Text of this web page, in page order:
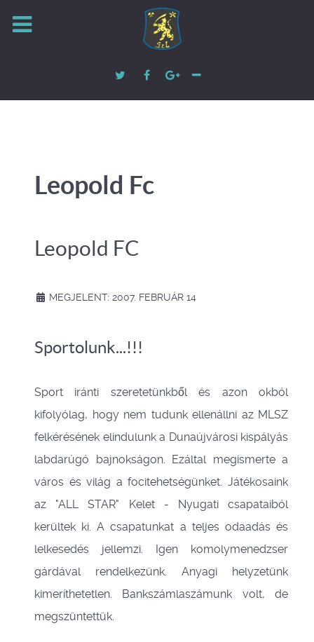
Leopold Fc
Leopold FC
MEGJELENT: 2007. FEBRUÁR 14
Sportolunk...!!!
Sport iránti szeretetünkből és azon okból
kifolyólag, hogy nem tudunk ellenállni az MLSZ
felkérésének elindulunk a Dunaújvárosi kispályás
labdarúgó bajnokságon. Ezáltal megismerte a
város és világ a focitehetségünket. Játékosaink
az "ALL STAR" Kelet - Nyugati csapataiból
kerültek ki. A csapatunkat a teljes odaadás és
lelkesedés jellemzi. Igen komolymenedzser
gárdával rendelkezünk. Anyagi helyzetünk
kimeríthetetlen. Bankszámlaszámunk volt, de
megszüntettük.